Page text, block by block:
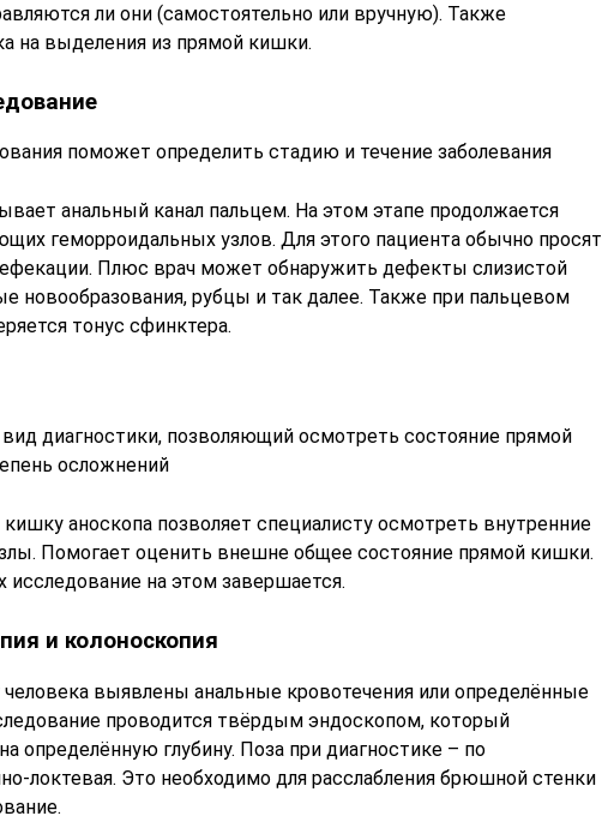
ли они (самостоятельно или вручную). Также
на выделения из прямой кишки.
поможет определить стадию и течение заболевания
анальный канал пальцем. На этом этапе продолжается
геморроидальных узлов. Для этого пациента обычно просят
Плюс врач может обнаружить дефекты слизистой
новообразования, рубцы и так далее. Также при пальцевом
тонус сфинктера.
диагностики, позволяющий осмотреть состояние прямой
осложнений
аноскопа позволяет специалисту осмотреть внутренние
Помогает оценить внешне общее состояние прямой кишки.
исследование на этом завершается.
и колоноскопия
человека выявлены анальные кровотечения или определённые
проводится твёрдым эндоскопом, который
определённую глубину. Поза при диагностике – по
локтевая. Это необходимо для расслабления брюшной стенки